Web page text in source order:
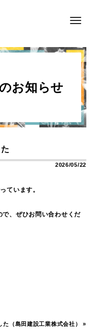
Toggle
お知らせ
2026/05/22
ています。
で、ぜひお問い合わせくだ
（島田建設工業株式会社）
»